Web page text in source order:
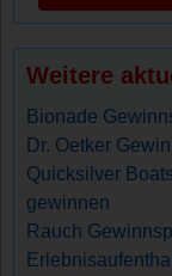
Weitere
Bionade
Dr. Oetker
Quicksilver
gewinnen
Rauch